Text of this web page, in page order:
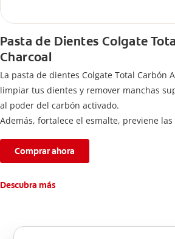
Pasta de Dientes Colgate
Charcoal
La pasta de dientes Colgate Total Carbón
limpiar tus dientes y remover manchas
al poder del carbón activado.
Además, fortalece el esmalte, previene
Comprar ahora
Descubra más